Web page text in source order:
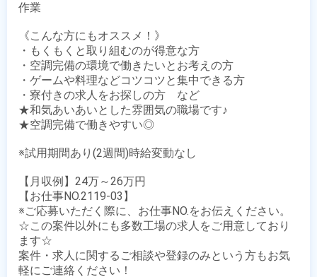
作業
《こんな方にもオススメ！》
・もくもくと取り組むのが得意な方
・空調完備の環境で働きたいとお考えの方
・ゲームや料理などコツコツと集中できる方
・寮付きの求人をお探しの方　など
★和気あいあいとした雰囲気の職場です♪
★空調完備で働きやすい◎
※試用期間あり(2週間)時給変動なし
【月収例】24万～26万円
【お仕事NO.2119-03】
※ご応募いただく際に、お仕事NO.をお伝えください。
☆この案件以外にも多数工場の求人をご用意しており
ます☆
案件・求人に関するご相談や登録のみという方もお気
軽にご連絡ください！